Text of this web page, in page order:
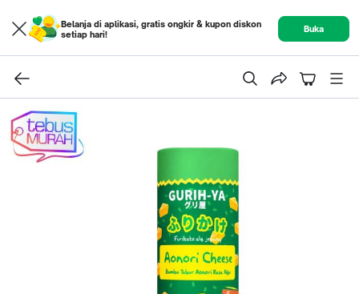
Belanja di aplikasi, gratis ongkir & kupon diskon
setiap hari!
Buka